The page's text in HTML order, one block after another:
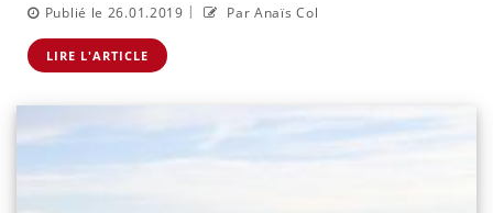
Publié le 26.01.2019 | Par Anaïs Col
LIRE L'ARTICLE